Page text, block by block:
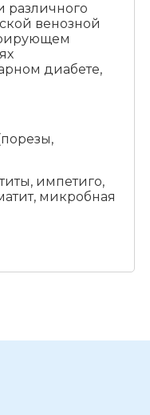
различного
венозной
диабете,
импетиго,
микробная